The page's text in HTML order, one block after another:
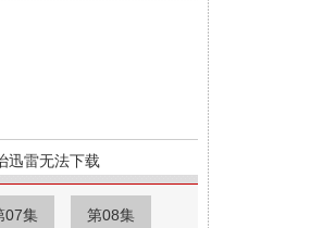
迅雷无法下载
07集 第08集